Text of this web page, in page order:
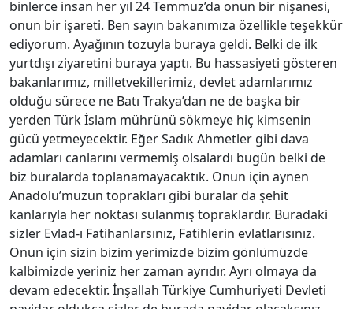
binlerce insan her yıl 24 Temmuz’da onun bir nişanesi,
onun bir işareti. Ben sayın bakanımıza özellikle teşekkür
ediyorum. Ayağının tozuyla buraya geldi. Belki de ilk
yurtdışı ziyaretini buraya yaptı. Bu hassasiyeti gösteren
bakanlarımız, milletvekillerimiz, devlet adamlarımız
olduğu sürece ne Batı Trakya’dan ne de başka bir
yerden Türk İslam mührünü sökmeye hiç kimsenin
gücü yetmeyecektir. Eğer Sadık Ahmetler gibi dava
adamları canlarını vermemiş olsalardı bugün belki de
biz buralarda toplanamayacaktık. Onun için aynen
Anadolu’muzun toprakları gibi buralar da şehit
kanlarıyla her noktası sulanmış topraklardır. Buradaki
sizler Evlad-ı Fatihanlarsınız, Fatihlerin evlatlarısınız.
Onun için sizin bizim yerimizde bizim gönlümüzde
kalbimizde yeriniz her zaman ayrıdır. Ayrı olmaya da
devam edecektir. İnşallah Türkiye Cumhuriyeti Devleti